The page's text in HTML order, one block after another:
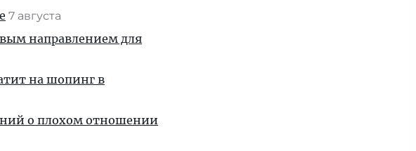
7 августа
направлением для
на шопинг в
о плохом отношении